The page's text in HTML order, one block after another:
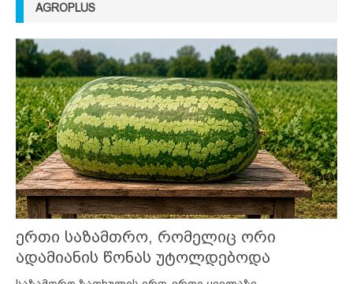
AGROPLUS
ერთი საზამთრო, რომელიც ორი
ადამიანის წონას უტოლდებოდა